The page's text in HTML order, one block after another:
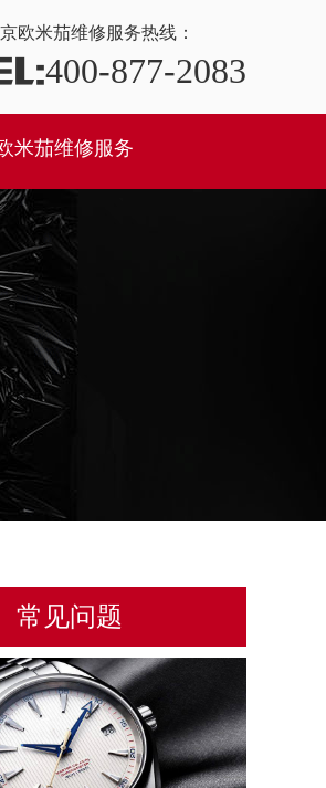
欧米茄维修服务热线：
400-877-2083
米茄维修服务
常见问题